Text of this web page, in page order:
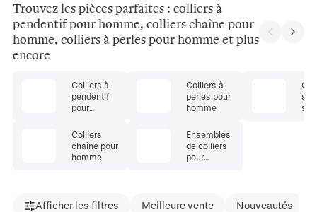
Trouvez les pièces parfaites : colliers à
pendentif pour homme, colliers chaîne pour
homme, colliers à perles pour homme et plus
encore
Colliers à
pendentif
pour
Colliers
chaîne pour
homme
Colliers à
perles pour
homme
Ensembles
de colliers
pour
s
Afficher les filtres Meilleure vente Nouveautés